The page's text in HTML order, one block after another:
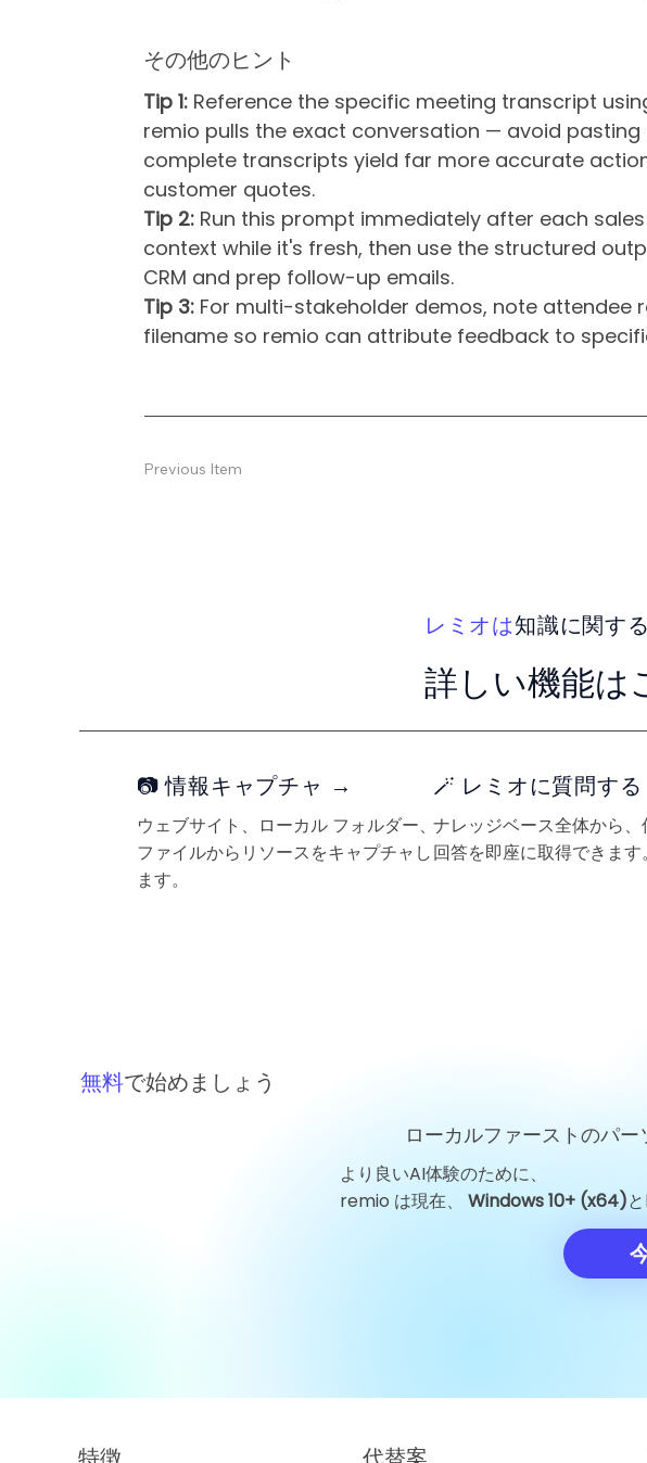
Tip 1: Reference the specific meeting transcript
remio pulls the exact conversation — avoid pasting
complete transcripts yield far more accurate
customer quotes.
Tip 2: Run this prompt immediately after each
context while it's fresh, then use the structured
CRM and prep follow-up emails.
Tip 3: For multi-stakeholder demos, note attendee
filename so remio can attribute feedback to
その他のヒント
Previous Item
レミオは知識に関す
詳しい機能は
📷 情報キャプチャ →
ウェブサイト、ローカル フォルダー、
ファイルからリソースをキャプチャし
ます。
🪄 レミオに質問す
ナレッジベース全体から、
回答を即座に取得できます。
無料で始めましょう
ローカルファーストのパ
より良いAI体験のために、
remio は現在、 Windows 10+ (x64)と